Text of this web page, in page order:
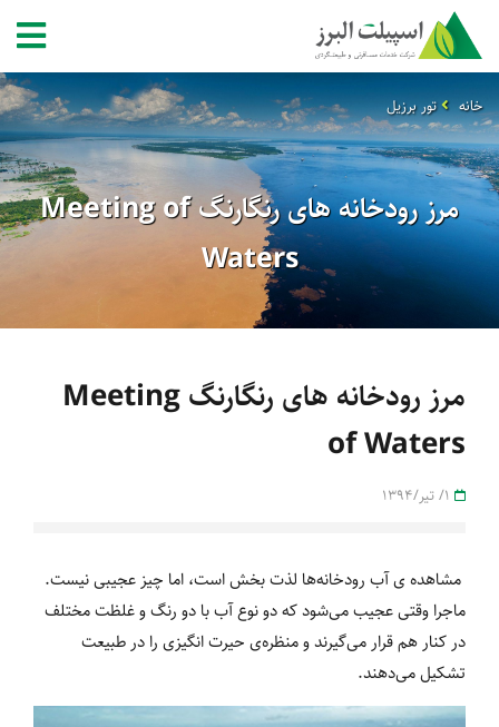
خانه تور برزیل
مرز رودخانه های رنگارنگ Meeting of
Waters
مرز رودخانه های رنگارنگ Meeting
of Waters
مشاهده ی آب رودخانه‌ها لذت بخش است، اما چیز عجیبی نیست.
ماجرا وقتی عجیب می‌شود که دو نوع آب با دو رنگ و غلظت مختلف
در کنار هم قرار می‏‌گیرند و منظره‏‌ی حیرت انگیزی را در طبیعت
تشکیل می‏‌دهند.